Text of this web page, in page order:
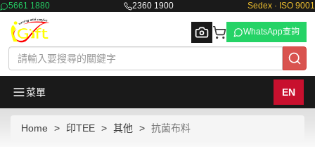
5661 1880 2360 1900 Sedex · ISO 9001
WhatsApp查詢
菜單 EN
Home 印TEE 其他 抗菌布料